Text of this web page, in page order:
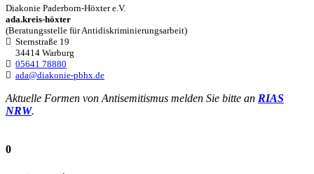
Diakonie Paderborn-Höxter e.V.
ada.kreis-höxter
(Beratungsstelle für Antidiskriminierungsarbeit)
Sternstraße 19
34414 Warburg
05641 78880
ada@diakonie-pbhx.de
Aktuelle Formen von Antisemitismus melden Sie bitte an RIAS
NRW.
0